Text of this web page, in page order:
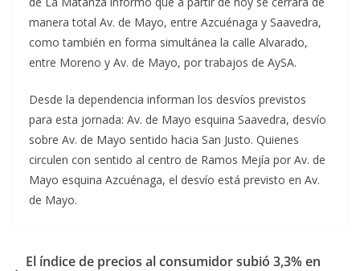
manera total Av. de Mayo, entre Azcuénaga y Saavedra,
como también en forma simultánea la calle Alvarado,
entre Moreno y Av. de Mayo, por trabajos de AySA.
Desde la dependencia informan los desvíos previstos
para esta jornada: Av. de Mayo esquina Saavedra, desvío
sobre Av. de Mayo sentido hacia San Justo. Quienes
circulen con sentido al centro de Ramos Mejía por Av. de
Mayo esquina Azcuénaga, el desvío está previsto en Av.
de Mayo.
El índice de precios al consumidor subió 3,3% en